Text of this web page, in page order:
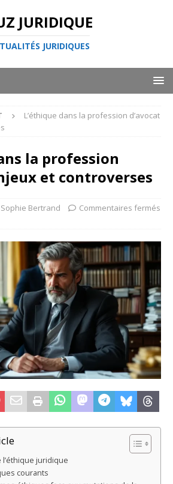
JURIDIQUE
JURIDIQUES
L’éthique dans la profession d’avocat
la profession
et controverses
Sophie Bertrand Commentaires fermés
juridique
courants